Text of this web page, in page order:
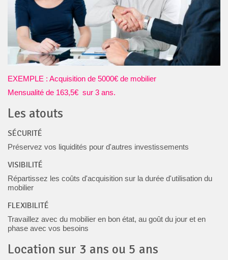
EXEMPLE : Acquisition de 5000€ de mobilier
Mensualité de 163,5€ sur 3 ans.
Les atouts
SÉCURITÉ
Préservez vos liquidités pour d'autres investissements
VISIBILITÉ
Répartissez les coûts d'acquisition sur la durée d'utilisation du
mobilier
FLEXIBILITÉ
Travaillez avec du mobilier en bon état, au goût du jour et en
phase avec vos besoins
Location sur 3 ans ou 5 ans